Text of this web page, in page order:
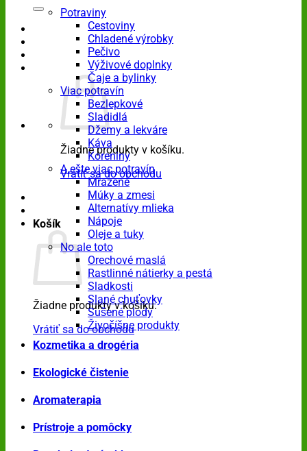
Žiadne produkty v košíku.
Vrátiť sa do obchodu
Košík
Žiadne produkty v košíku.
Vrátiť sa do obchodu
Potraviny
Cestoviny
Chladené výrobky
Pečivo
Výživové doplnky
Čaje a bylinky
Viac potravín
Bezlepkové
Sladidlá
Džemy a lekváre
Káva
Koreniny
A ešte viac potravín
Mrazené
Múky a zmesi
Alternatívy mlieka
Nápoje
Oleje a tuky
No ale toto
Orechové maslá
Rastlinné nátierky a pestá
Sladkosti
Slané chuťovky
Sušené plody
Živočíšne produkty
Kozmetika a drogéria
Ekologické čistenie
Aromaterapia
Prístroje a pomôcky